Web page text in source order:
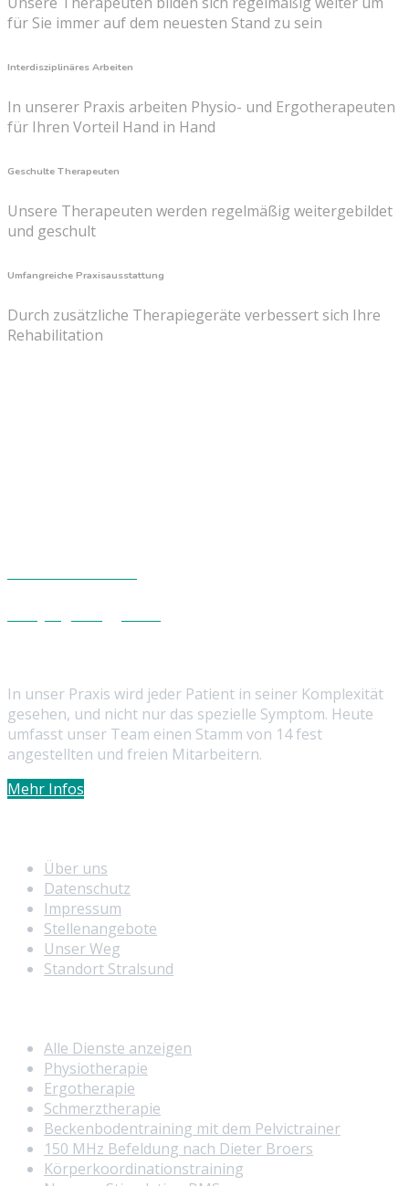
für Sie immer auf dem neuesten Stand zu sein
Interdisziplinäres Arbeiten
In unserer Praxis arbeiten Physio- und Ergotherapeuten
für Ihren Vorteil Hand in Hand
Geschulte Therapeuten
Unsere Therapeuten werden regelmäßig weitergebildet
und geschult
Umfangreiche Praxisausstattung
Durch zusätzliche Therapiegeräte verbessert sich Ihre
Rehabilitation
In unser Praxis wird jeder Patient in seiner Komplexität
gesehen, und nicht nur das spezielle Symptom. Heute
umfasst unser Team einen Stamm von 14 fest
angestellten und freien Mitarbeitern.
Mehr Infos
Über uns
Datenschutz
Impressum
Stellenangebote
Unser Weg
Standort Stralsund
Alle Dienste anzeigen
Physiotherapie
Ergotherapie
Schmerztherapie
Beckenbodentraining mit dem Pelvictrainer
150 MHz Befeldung nach Dieter Broers
Körperkoordinationstraining